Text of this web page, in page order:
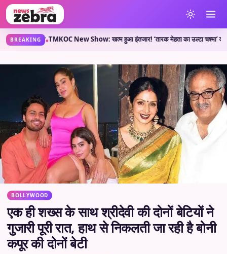
BREAKING
कहती है?•TMKOC New Show: खत्म हुआ इंतजार! ‘तारक मेहता का उल्टा चश्मा’ वाले
BOLLYWOOD
एक ही शख्स के साथ श्रीदेवी की दोनों बेटियों ने
गुजारी पूरी रात, हाथ से निकलती जा रही है बोनी
कपूर की दोनों बेटी